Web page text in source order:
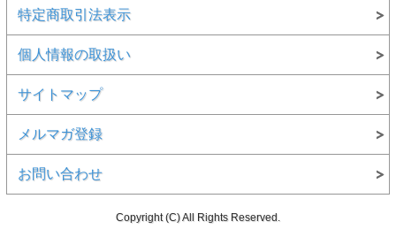
クラ
リテ
ィ
SI-1
カッ
ト
スター・モディファイド・ブリリアント・カット
( 星型 )
蛍光
性
鑑定
機関
中央宝石研究所
地金
K18YG (18金イエローゴールド )
特定商取引法表示
個人情報の取扱い
サイトマップ
メルマガ登録
お問い合わせ
Copyright (C) All Rights Reserved.